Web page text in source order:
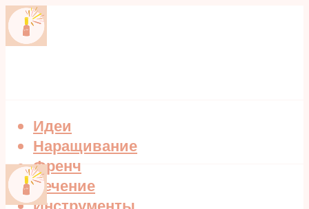
Идеи
Наращивание
Френч
Лечение